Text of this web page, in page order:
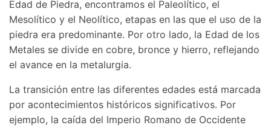
Edad de Piedra, encontramos el Paleolítico, el
Mesolítico y el Neolítico, etapas en las que el uso de la
piedra era predominante. Por otro lado, la Edad de los
Metales se divide en cobre, bronce y hierro, reflejando
el avance en la metalurgia.
La transición entre las diferentes edades está marcada
por acontecimientos históricos significativos. Por
ejemplo, la caída del Imperio Romano de Occidente